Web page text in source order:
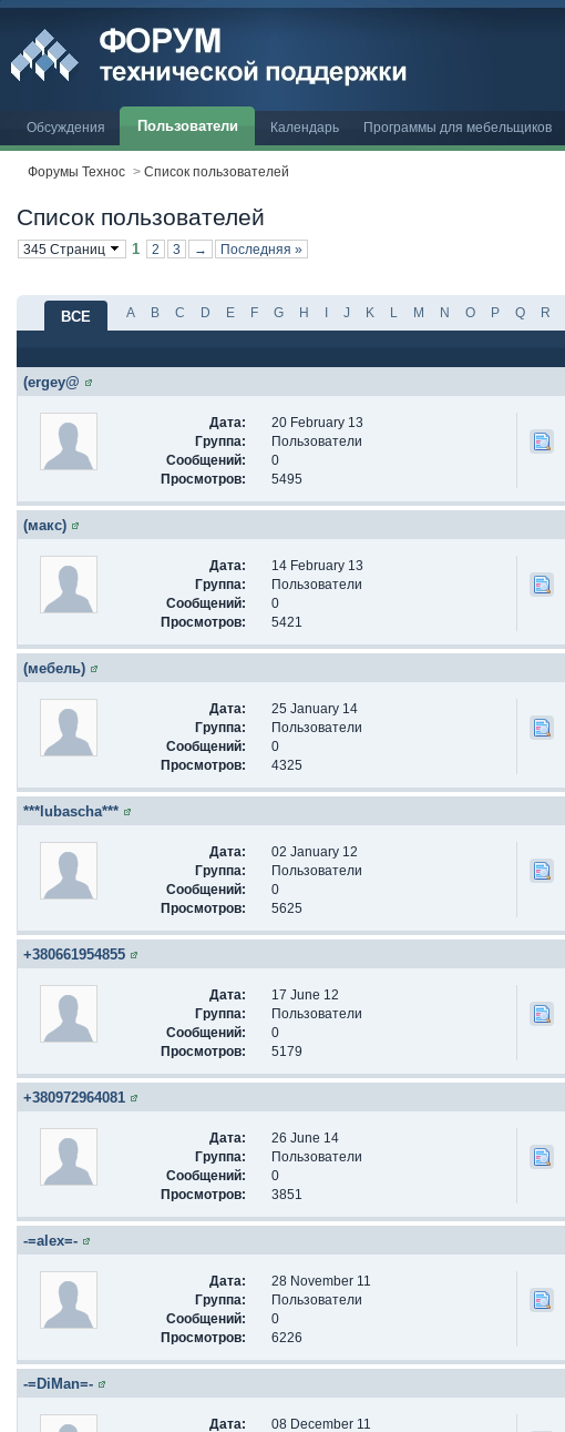
Обсуждения Пользователи Календарь Программы для мебельщиков
Форумы Технос > Список пользователей
Список пользователей
345 Страниц 1 2 3 → Последняя »
ВСЕ A B C D E F G H I J K L M N O P Q R
(ergey@
Дата:
20 February 13
Группа:
Пользователи
Сообщений:
0
Просмотров:
5495
(макс)
Дата:
14 February 13
Группа:
Пользователи
Сообщений:
0
Просмотров:
5421
(мебель)
Дата:
25 January 14
Группа:
Пользователи
Сообщений:
0
Просмотров:
4325
***lubascha***
Дата:
02 January 12
Группа:
Пользователи
Сообщений:
0
Просмотров:
5625
+380661954855
Дата:
17 June 12
Группа:
Пользователи
Сообщений:
0
Просмотров:
5179
+380972964081
Дата:
26 June 14
Группа:
Пользователи
Сообщений:
0
Просмотров:
3851
-=alex=-
Дата:
28 November 11
Группа:
Пользователи
Сообщений:
0
Просмотров:
6226
-=DiMan=-
Дата:
08 December 11